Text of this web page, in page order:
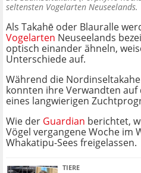
seltensten Vogelarten
Als Takahē oder Blauralle
Vogelarten Neuseelands
optisch einander ähneln,
Unterschiede auf.
Während die
konnten ihre Verwandten
eines langwierigen
Wie der Guardian berichtet,
Vögel vergangene Woche im
Whakatipu-Sees freigelassen.
TIERE